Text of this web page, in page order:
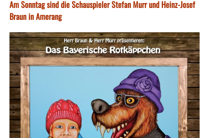
Am Sonntag sind die Schauspieler Stefan Murr und Heinz-Josef
Braun in Amerang